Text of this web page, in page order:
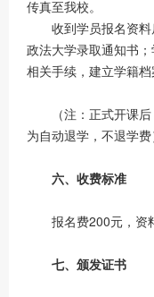
传真至我校。
收到学员报名资料
政法大学录取通知书
相关手续，建立学籍档
（注：正式开课后
为自动退学，不退学费
六、收费标准
报名费200元，资料
七、颁发证书